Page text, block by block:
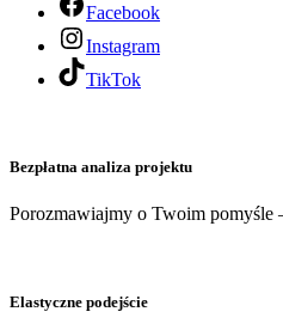
Facebook
Instagram
TikTok
Bezpłatna analiza projektu
Porozmawiajmy o Twoim pomyśle
Elastyczne podejście